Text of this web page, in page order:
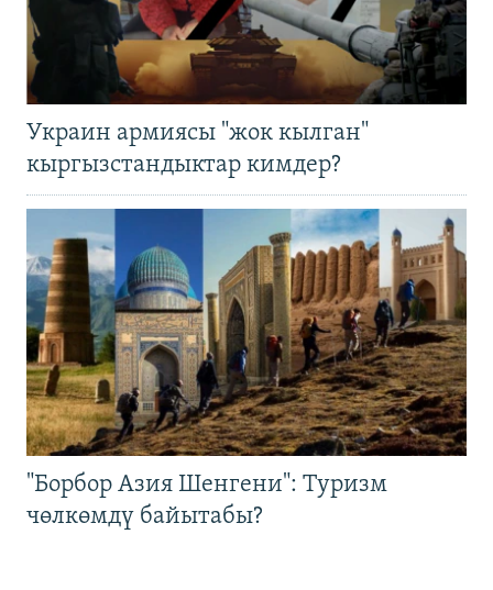
Украин армиясы "жок кылган"
кыргызстандыктар кимдер?
"Борбор Азия Шенгени": Туризм
чөлкөмдү байытабы?